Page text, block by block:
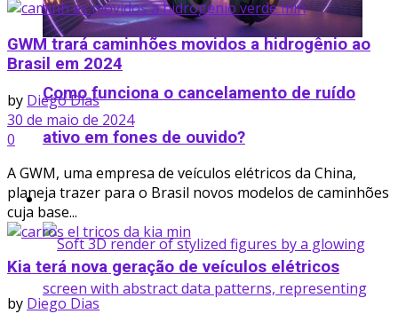
Como funciona o cancelamento de ruído
ativo em fones de ouvido​?
Startup
GWM trará caminhões movidos a hidrogênio ao
Brasil em 2024
by Diego Dias
30 de maio de 2024
0
A GWM, uma empresa de veículos elétricos da China,
planeja trazer para o Brasil novos modelos de caminhões
cuja base...
Kia terá nova geração de veículos elétricos
by Diego Dias